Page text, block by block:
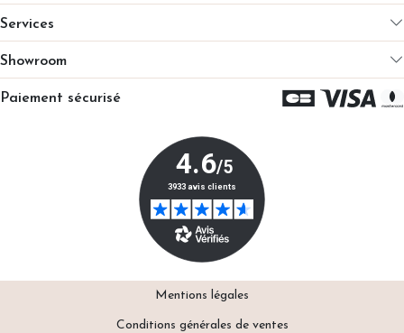
Services
Showroom
Paiement sécurisé
Mentions légales
Conditions générales de ventes